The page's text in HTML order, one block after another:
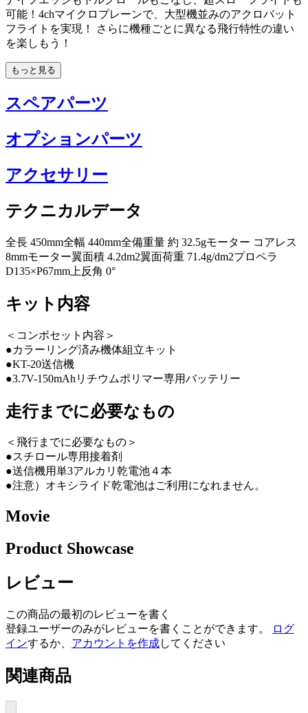
可能！4chマイクロプレーンで、大型機並みのアクロバット
フライトを実現！ さらに機種ごとに異なる飛行特性の違い
を楽しもう！
もっと見る
スペアパーツ
オプションパーツ
アクセサリー
テクニカルデータ
全長 450mm全幅 440mm全備重量 約 32.5gモーター コアレス
8mmモーター翼面積 4.2dm2翼面荷重 71.4g/dm2プロペラ
D135×P67mm上反角 0°
キット内容
＜コンボセット内容＞
●カラーリング済み機体組立キット
●KT-20送信機
●3.7V-150mAhリチウムポリマー専用バッテリー
走行までに必要なもの
＜飛行までに必要なもの＞
●スチロール専用接着剤
●送信機用単3アルカリ乾電池４本
●注意）オキシライド乾電池はご利用になれません。
Movie
Product Showcase
レビュー
この商品の最初のレビューを書く
登録ユーザーのみがレビューを書くことができます。
ログ
インするか、 アカウントを作成してください
関連商品